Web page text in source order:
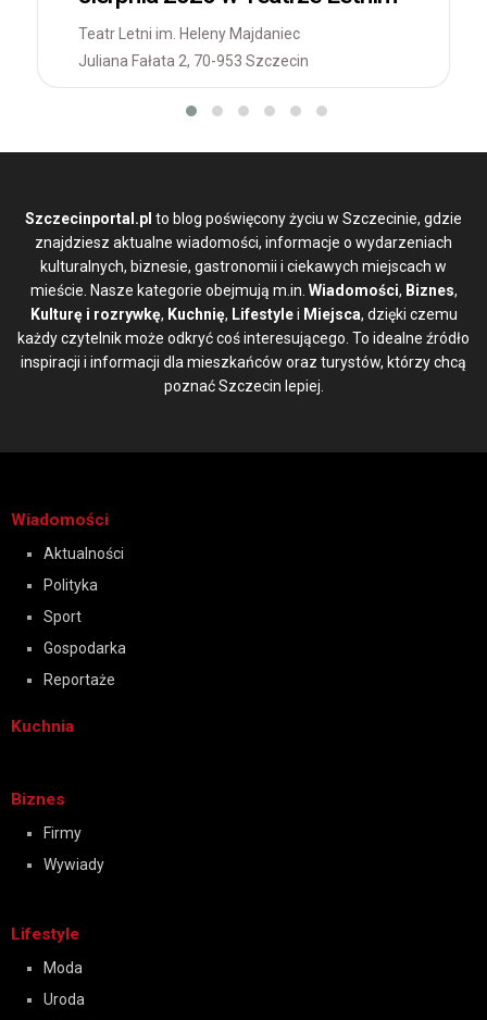
Teatr Letni im. Heleny Majdaniec
Juliana Fałata 2, 70-953 Szczecin
Szczecinportal.pl to blog poświęcony życiu w Szczecinie, gdzie
znajdziesz aktualne wiadomości, informacje o wydarzeniach
kulturalnych, biznesie, gastronomii i ciekawych miejscach w
mieście. Nasze kategorie obejmują m.in. Wiadomości, Biznes,
Kulturę i rozrywkę, Kuchnię, Lifestylei Miejsca, dzięki czemu
każdy czytelnik może odkryć coś interesującego. To idealne źródło
inspiracji i informacji dla mieszkańców oraz turystów, którzy chcą
poznać Szczecin lepiej.
Wiadomości
Aktualności
Polityka
Sport
Gospodarka
Reportaże
Kuchnia
Biznes
Firmy
Wywiady
Lifestyle
Moda
Uroda